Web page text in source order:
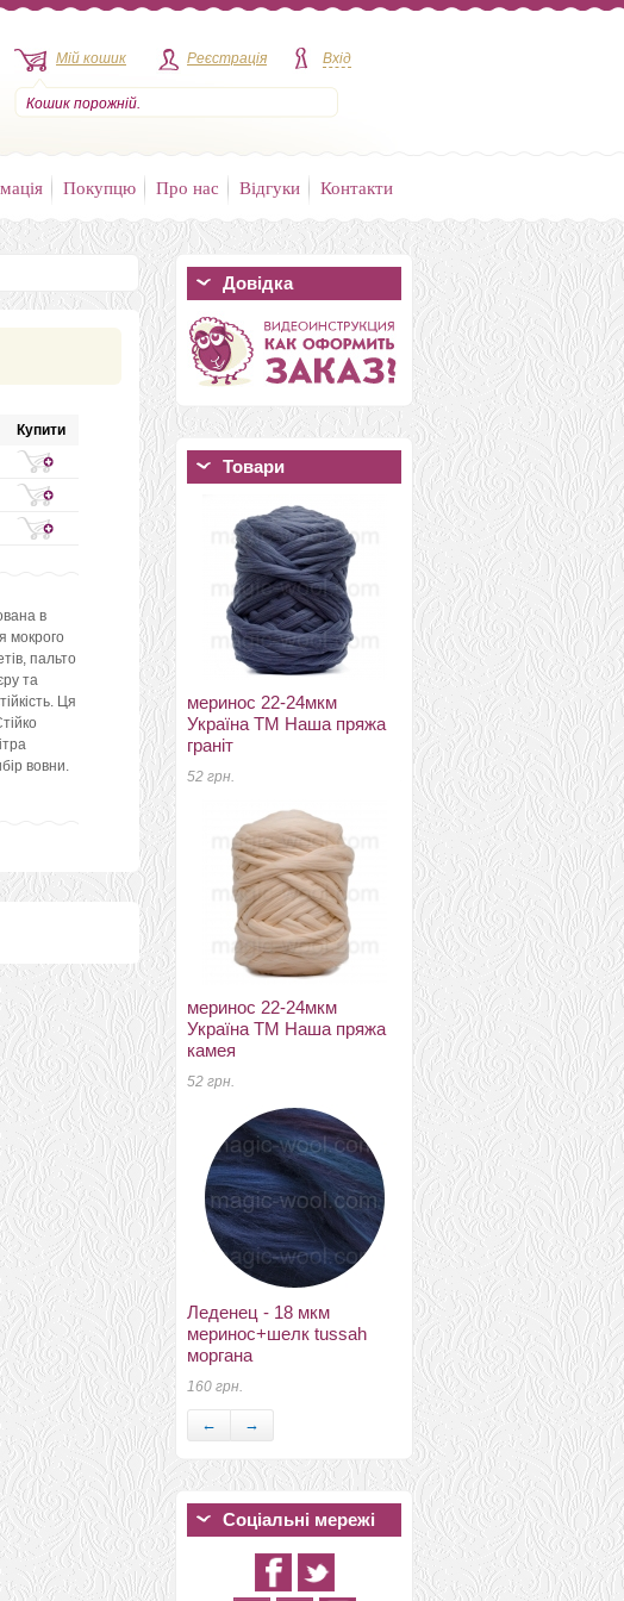
Мій кошик
Кошик порожній.
Реєстрація Вхід
Покупцю Про нас Відгуки Контакти
Довідка
Товари
меринос 22-24мкм
Україна ТМ Наша пряжа
граніт
52 грн.
меринос 22-24мкм
Україна ТМ Наша пряжа
камея
52 грн.
Леденец - 18 мкм
меринос+шелк tussah
моргана
160 грн.
neuseeland мерино в
крапинку 27мкм темно
синий
210 грн.
меринос 16 мкм DHG
Италия натурально
белый
70 грн.
новозеландский 27мкм
Латвия меланж 1003
88 грн.
← →
Соціальні мережі
Купити
в
мокрого
пальто
та
Ця
вовни.